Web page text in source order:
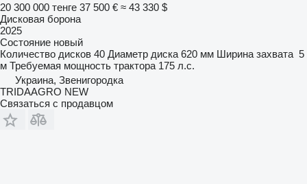
20 300 000 тенге 37 500 € ≈ 43 330 $
Дисковая борона
2025
Состояние новый
Количество дисков 40 Диаметр диска 620 мм Ширина захвата 5
м Требуемая мощность трактора 175 л.с.
Украина, Звенигородка
TRIDAAGRO NEW
Связаться с продавцом